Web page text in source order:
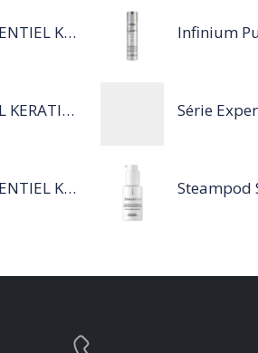
Shampooing ESSENTIEL KERATIN SILVER 250ML
Sérum ESSENTIEL KERATIN SENSITIVE 40 ML
Shampooing ESSENTIEL KERATIN SENSITIVE 1L
Infinium